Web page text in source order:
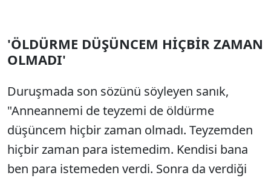
'ÖLDÜRME DÜŞÜNCEM HİÇBİR ZAMAN
OLMADI'
Duruşmada son sözünü söyleyen sanık,
"Anneannemi de teyzemi de öldürme
düşüncem hiçbir zaman olmadı. Teyzemden
hiçbir zaman para istemedim. Kendisi bana
ben para istemeden verdi. Sonra da verdiği